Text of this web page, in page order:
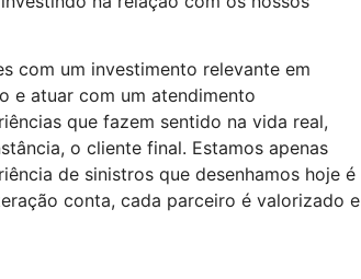
com um investimento relevante em
e atuar com um atendimento
que fazem sentido na vida real,
o cliente final. Estamos apenas
de sinistros que desenhamos hoje é
conta, cada parceiro é valorizado e